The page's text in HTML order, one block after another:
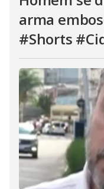
arma
#Shorts